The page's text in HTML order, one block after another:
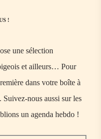
!
une sélection
et ailleurs… Pour
dans votre boîte à
Suivez-nous aussi sur les
un agenda hebdo !